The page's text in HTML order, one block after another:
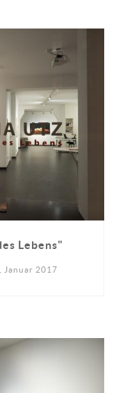
Lebens"
Januar 2017